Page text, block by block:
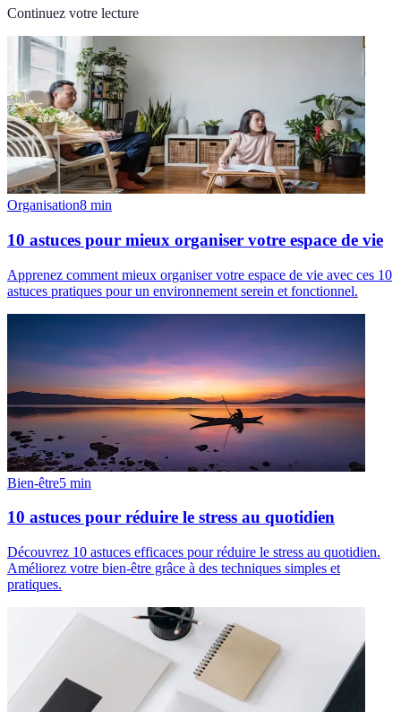
Continuez votre lecture
Organisation8 min
10 astuces pour mieux organiser votre espace de vie
Apprenez comment mieux organiser votre espace de vie avec ces 10
astuces pratiques pour un environnement serein et fonctionnel.
Bien-être5 min
10 astuces pour réduire le stress au quotidien
Découvrez 10 astuces efficaces pour réduire le stress au quotidien.
Améliorez votre bien-être grâce à des techniques simples et
pratiques.